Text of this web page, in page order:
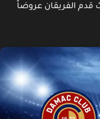
قدم الفريقان عروضاً